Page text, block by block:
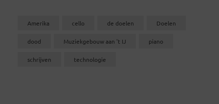
Amerika cello de doelen Doelen
dood Muziekgebouw aan 't IJ piano
schrijven technologie